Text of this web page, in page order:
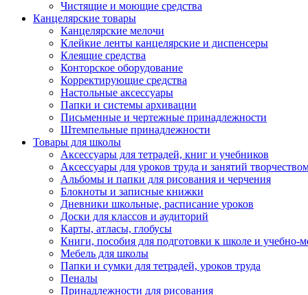
Чистящие и моющие средства
Канцелярские товары
Канцелярские мелочи
Клейкие ленты канцелярские и диспенсеры
Клеящие средства
Конторское оборудование
Корректирующие средства
Настольные аксессуары
Папки и системы архивации
Письменные и чертежные принадлежности
Штемпельные принадлежности
Товары для школы
Аксессуары для тетрадей, книг и учебников
Аксессуары для уроков труда и занятий
Альбомы и папки для рисования и черчения
Блокноты и записные книжки
Дневники школьные, расписание уроков
Доски для классов и аудиторий
Карты, атласы, глобусы
Книги, пособия для подготовки к школе и учебно-
Мебель для школы
Папки и сумки для тетрадей, уроков труда
Пеналы
Принадлежности для рисования